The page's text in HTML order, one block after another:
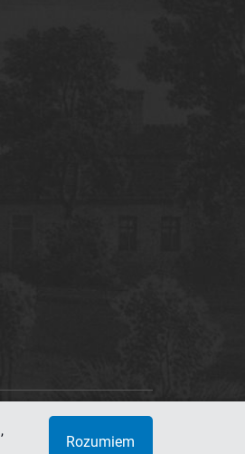
Rozumiem